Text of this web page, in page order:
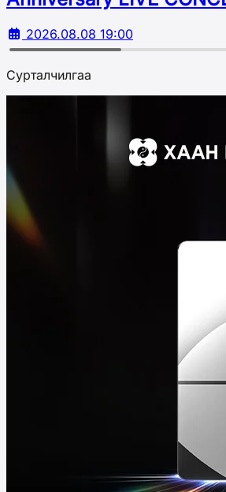
2026.08.08 19:00
Сурталчилгаа